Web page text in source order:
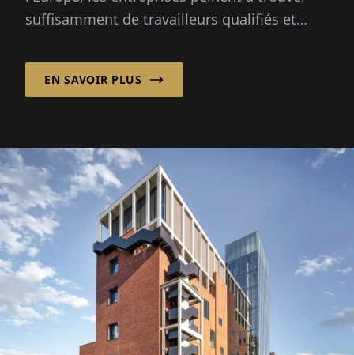
suffisamment de travailleurs qualifiés et
changements démographiques et...
EN SAVOIR PLUS